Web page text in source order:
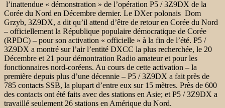
l’inattendue « démonstration » de l’opération P5 / 3Z9DX de la
Corée du Nord en Décembre dernier. Le DXer polonais Dom
Grzyb, 3Z9DX, a dit qu’il attend d’être de retour en Corée du Nord
– officiellement la République populaire démocratique de Corée
(RPDC) – pour son activation « officielle » à la fin de l’été. P5 /
3Z9DX a montré sur l’air l’entité DXCC la plus recherchée, le 20
Décembre et 21 pour démontration Radio amateur et pour les
fonctionnaires nord-coréens. Au cours de cette activation – la
première depuis plus d’une décennie – P5 / 3Z9DX a fait près de
785 contacts SSB, la plupart d’entre eux sur 15 mètres. Près de 600
des contacts ont été faits avec des stations en Asie; et P5 / 3Z9DX a
travaillé seulement 26 stations en Amérique du Nord.